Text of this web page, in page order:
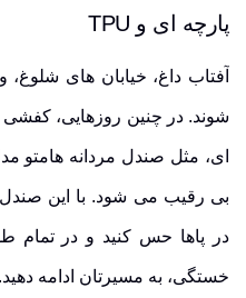
پارچه ای و TPU
آفتاب داغ، خیابان های
شوند. در چنین روزهایی، کفشی
بی رقیب می شود. با این صندل
در پاها حس کنید و در تمام
خستگی، به مسیرتان ادامه دهید.